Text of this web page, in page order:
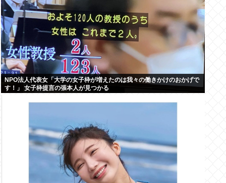
NPO法人代表女「大学の女子枠が増えたのは我々の働きかけのおかげで
す！」 女子枠提言の張本人が見つかる